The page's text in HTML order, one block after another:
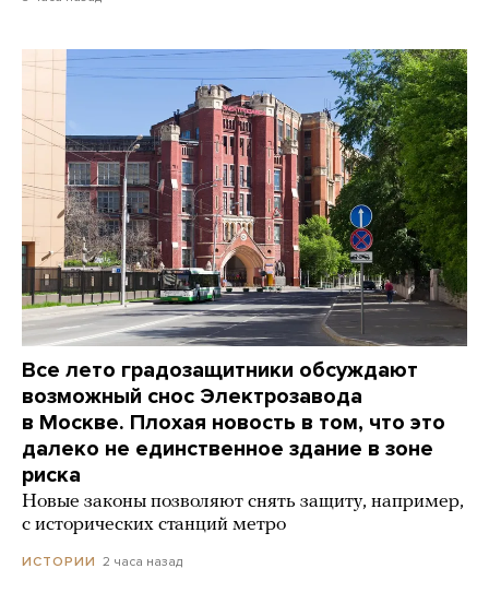
Все лето градозащитники обсуждают
возможный снос Электрозавода
в Москве. Плохая новость в том, что это
далеко не единственное здание в зоне
риска
Новые законы позволяют снять защиту, например,
с исторических станций метро
ИСТОРИИ 2 часа назад